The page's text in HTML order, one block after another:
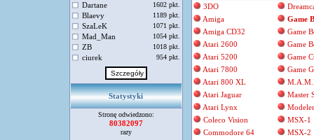
Dartane 1602 pkt.
Blaevy 1189 pkt.
SzaLeK 1071 pkt.
Mad_Man 1054 pkt.
ZB 1018 pkt.
ciurek 954 pkt.
Statystyki
Stronę odwiedzono:
80382097
razy
3DO
Amiga
Amiga CD32
Atari 2600
Atari 5200
Atari 7800
Atari 800 XL
Atari Jaguar
Atari Lynx
Coleco Vision
Commodore 64
Game
Game
Game
Game
Game
Master
Modeler
MSX-1
MSX-2